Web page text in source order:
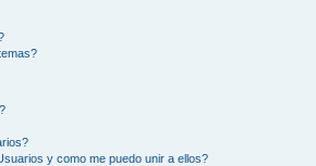
y como me puedo unir a ellos?